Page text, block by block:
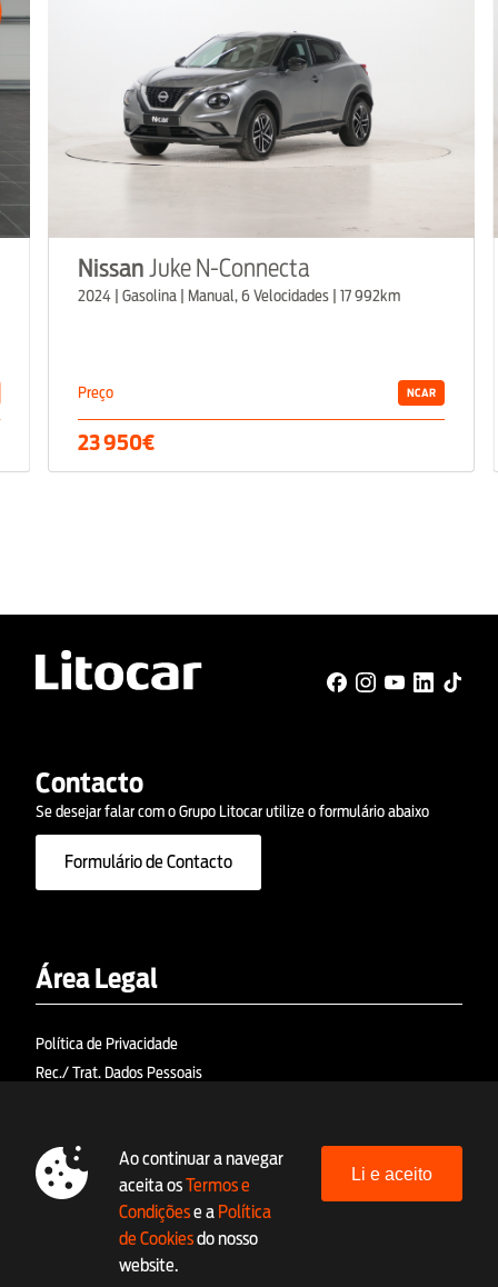
NissanJuke N-Connecta
2024 | Gasolina | Manual, 6 Velocidades | 17 992km
Preço NCAR
23 950€
Contacto
Se desejar falar com o Grupo Litocar utilize o formulário abaixo
Formulário de Contacto
Área Legal
Política de Privacidade
Rec./ Trat. Dados Pessoais
RAL (Res. Alt. Litígios)
Livro de Reclamações Eletrónico
Linha Ética (canal denúncia)
Ao continuar a navegar
aceita osTermos e
Condiçõese a Política
de Cookiesdo nosso
website.
Li e aceito